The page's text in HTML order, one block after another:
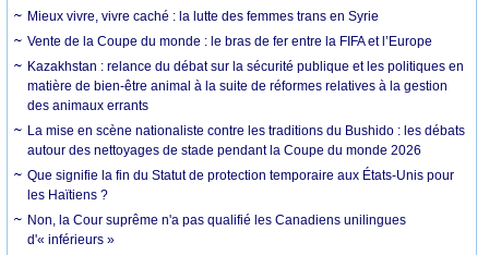
Mieux vivre, vivre caché : la lutte des femmes trans en Syrie
Vente de la Coupe du monde : le bras de fer entre la FIFA et l’Europe
Kazakhstan : relance du débat sur la sécurité publique et les politiques en
matière de bien-être animal à la suite de réformes relatives à la gestion
des animaux errants
La mise en scène nationaliste contre les traditions du Bushido : les débats
autour des nettoyages de stade pendant la Coupe du monde 2026
Que signifie la fin du Statut de protection temporaire aux États-Unis pour
les Haïtiens ?
Non, la Cour suprême n'a pas qualifié les Canadiens unilingues
d'« inférieurs »